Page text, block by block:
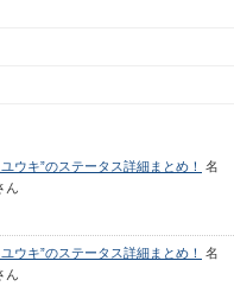
ウキ”のステータス詳細まとめ！
名
ん
ウキ”のステータス詳細まとめ！
名
ん